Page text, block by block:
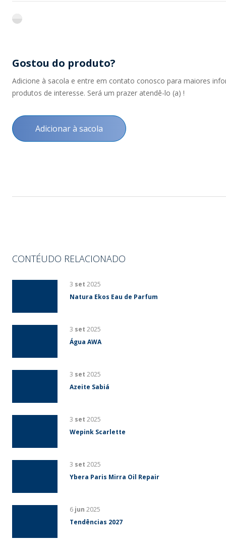
flint
Gostou do produto?
Adicione à sacola e entre em contato conosco para maiores
produtos de interesse. Será um prazer atendê-lo (a) !
Adicionar à sacola
CONTÉUDO RELACIONADO
3 set 2025
Natura Ekos Eau de Parfum
3 set 2025
Água AWA
3 set 2025
Azeite Sabiá
3 set 2025
Wepink Scarlette
3 set 2025
Ybera Paris Mirra Oil Repair
6 jun 2025
Tendências 2027